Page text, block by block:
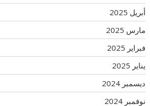
أبريل 2025
مارس 2025
فبراير 2025
يناير 2025
ديسمبر 2024
نوفمبر 2024